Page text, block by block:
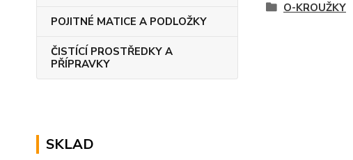
POJITNÉ MATICE A PODLOŽKY
ČISTÍCÍ PROSTŘEDKY A
PŘÍPRAVKY
SKLAD
O-KROUŽKY